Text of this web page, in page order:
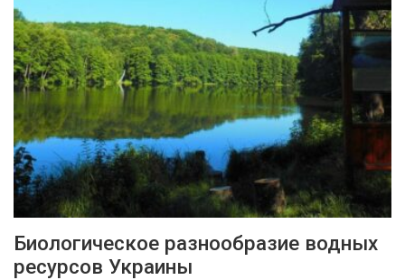
Биологическое разнообразие водных
ресурсов Украины